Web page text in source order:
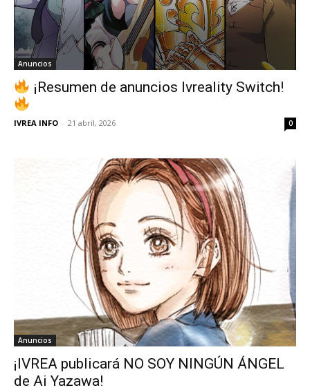
Anuncios
¡Resumen de anuncios Ivreality Switch!
IVREA INFO - 21 abril, 2026 0
Anuncios
¡IVREA publicará NO SOY NINGÚN ÁNGEL
de Ai Yazawa!